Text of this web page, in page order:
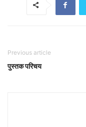
Previous article
पुस्तक परिचय